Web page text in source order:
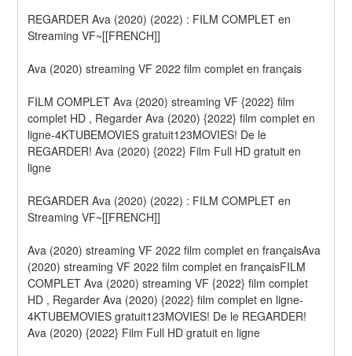
REGARDER Ava (2020) (2022) : FILM COMPLET en
Streaming VF~[[FRENCH]]
Ava (2020) streaming VF 2022 film complet en français
FILM COMPLET Ava (2020) streaming VF {2022} film
complet HD , Regarder Ava (2020) {2022} film complet en
ligne-4KTUBEMOVIES gratuit123MOVIES! De le
REGARDER! Ava (2020) {2022} Film Full HD gratuit en
ligne
REGARDER Ava (2020) (2022) : FILM COMPLET en
Streaming VF~[[FRENCH]]
Ava (2020) streaming VF 2022 film complet en françaisAva
(2020) streaming VF 2022 film complet en françaisFILM
COMPLET Ava (2020) streaming VF {2022} film complet
HD , Regarder Ava (2020) {2022} film complet en ligne-
4KTUBEMOVIES gratuit123MOVIES! De le REGARDER!
Ava (2020) {2022} Film Full HD gratuit en ligne